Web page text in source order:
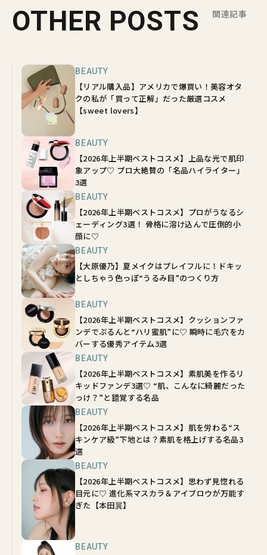
OTHER POSTS 関連記事
BEAUTY
【リアル購入品】アメリカで爆買い！美容オタ
クの私が「買って正解」だった厳選コスメ
【sweet lovers】
BEAUTY
【2026年上半期ベストコスメ】上品な光で肌印
象アップ♡ プロ大絶賛の「名品ハイライター」
3選
BEAUTY
【2026年上半期ベストコスメ】プロがうなるシ
ェーディング3選！ 骨格に溶け込んで圧倒的小
顔に♡
BEAUTY
【大原優乃】夏メイクはプレイフルに！ドキッ
としちゃう色っぽ“うるみ目”のつくり方
BEAUTY
【2026年上半期ベストコスメ】クッションファ
ンデでぷるんと“ハリ蜜肌”に♡ 瞬時に毛穴をカ
バーする優秀アイテム3選
BEAUTY
【2026年上半期ベストコスメ】素肌美を作るリ
キッドファンデ3選♡ “肌、こんなに綺麗だった
っけ？”と錯覚する名品
BEAUTY
【2026年上半期ベストコスメ】肌を労わる“ス
キンケア級”下地とは？素肌を格上げする名品3
選
BEAUTY
【2026年上半期ベストコスメ】思わず見惚れる
目元に♡ 進化系マスカラ＆アイブロウが万能す
ぎた【本田翼】
BEAUTY